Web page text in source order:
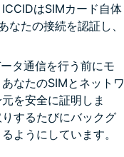
はSIMカード自体
たの接続を認証し、
タ通信を行う前にモ
なたのSIMとネットワ
を安全に証明しま
するたびにバックグ
ようにしています。